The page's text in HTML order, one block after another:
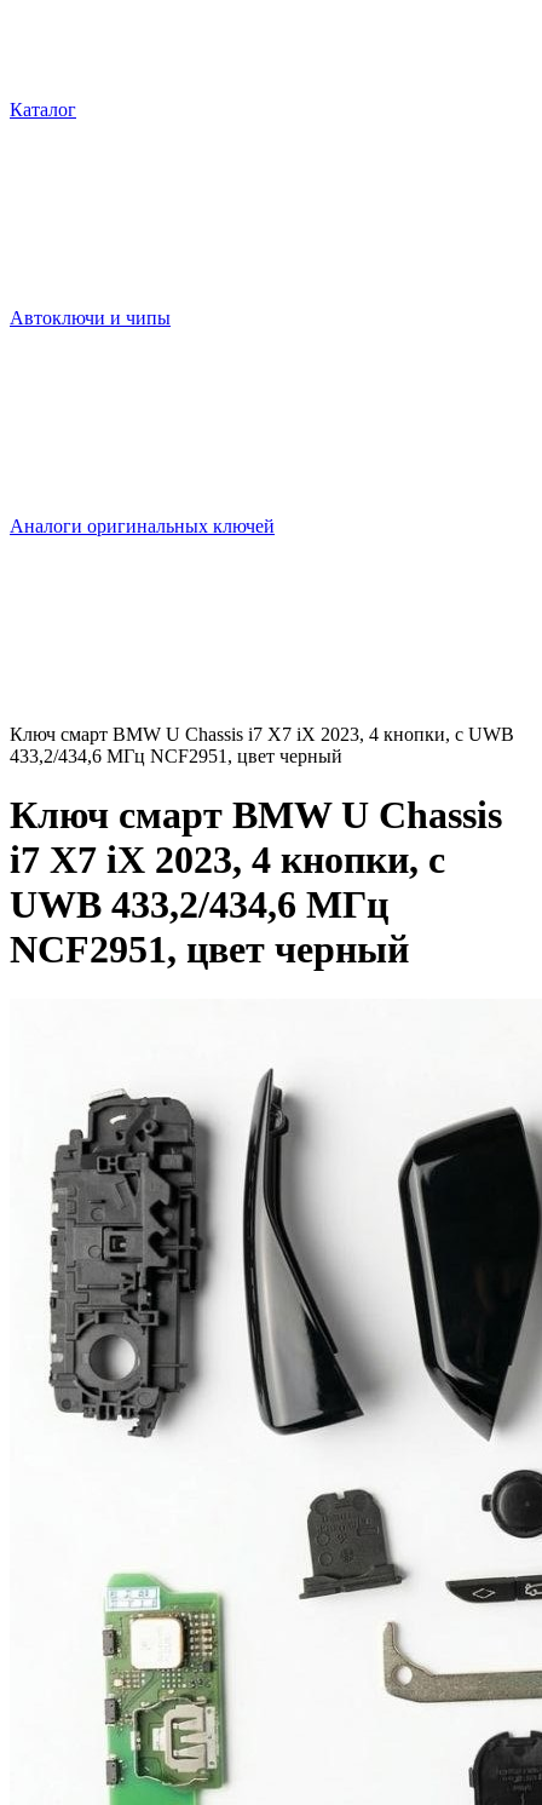
Каталог
Автоключи и чипы
Аналоги оригинальных ключей
Ключ смарт BMW U Chassis i7 X7 iX 2023, 4 кнопки, с UWB
433,2/434,6 МГц NCF2951, цвет черный
Ключ смарт BMW U Chassis
i7 X7 iX 2023, 4 кнопки, с
UWB 433,2/434,6 МГц
NCF2951, цвет черный